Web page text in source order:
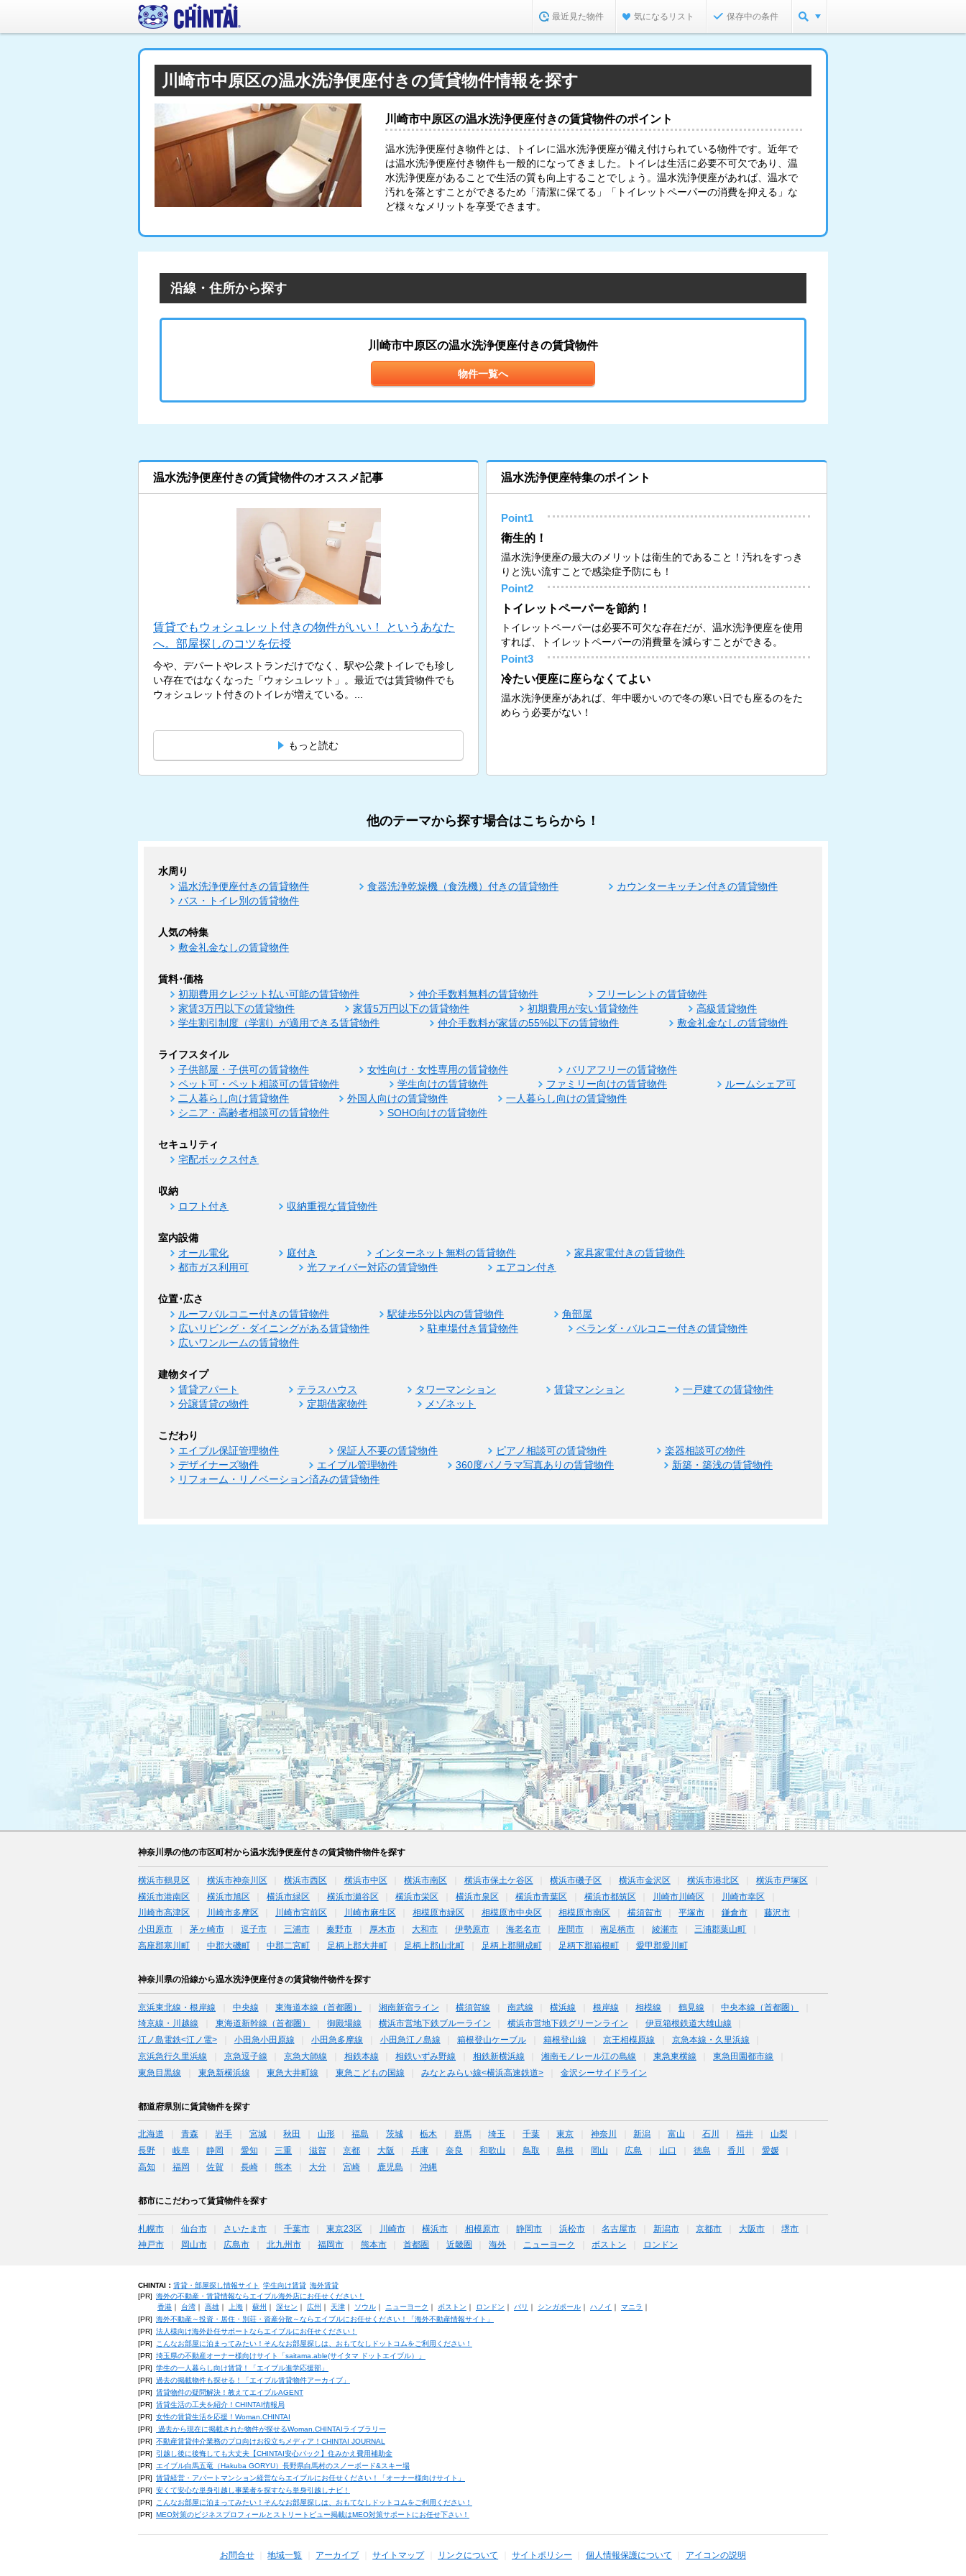
最近見た物件 気になるリスト 保存中の条件
川崎市中原区の温水洗浄便座付きの賃貸物件情報を探す
川崎市中原区の温水洗浄便座付きの賃貸物件のポイント
温水洗浄便座付き物件とは、トイレに温水洗浄便座が備え付けられている物件です。近年で
は温水洗浄便座付き物件も一般的になってきました。トイレは生活に必要不可欠であり、温
水洗浄便座があることで生活の質も向上することでしょう。温水洗浄便座があれば、温水で
汚れを落とすことができるため「清潔に保てる」「トイレットペーパーの消費を抑える」な
ど様々なメリットを享受できます。
沿線・住所から探す
川崎市中原区の温水洗浄便座付きの賃貸物件
物件一覧へ
温水洗浄便座付きの賃貸物件のオススメ記事
賃貸でもウォシュレット付きの物件がいい！ というあなた
へ。部屋探しのコツを伝授
今や、デパートやレストランだけでなく、駅や公衆トイレでも珍し
い存在ではなくなった「ウォシュレット」。最近では賃貸物件でも
ウォシュレット付きのトイレが増えている。...
もっと読む
温水洗浄便座特集のポイント
Point1
衛生的！
温水洗浄便座の最大のメリットは衛生的であること！汚れをすっき
りと洗い流すことで感染症予防にも！
Point2
トイレットペーパーを節約！
トイレットペーパーは必要不可欠な存在だが、温水洗浄便座を使用
すれば、トイレットペーパーの消費量を減らすことができる。
Point3
冷たい便座に座らなくてよい
温水洗浄便座があれば、年中暖かいので冬の寒い日でも座るのをた
めらう必要がない！
他のテーマから探す場合はこちらから！
水周り
温水洗浄便座付きの賃貸物件 食器洗浄乾燥機（食洗機）付きの賃貸物件
カウンターキッチン付きの賃貸物件
バス・トイレ別の賃貸物件
人気の特集
敷金礼金なしの賃貸物件
賃料･価格
初期費用クレジット払い可能の賃貸物件 仲介手数料無料の賃貸物件
フリーレントの賃貸物件
家賃3万円以下の賃貸物件
家賃5万円以下の賃貸物件 初期費用が安い賃貸物件
高級賃貸物件
学生割引制度（学割）が適用できる賃貸物件
仲介手数料が家賃の55%以下の賃貸物件 敷金礼金なしの賃貸物件
ライフスタイル
子供部屋・子供可の賃貸物件 女性向け・女性専用の賃貸物件
バリアフリーの賃貸物件
ペット可・ペット相談可の賃貸物件
学生向けの賃貸物件 ファミリー向けの賃貸物件
ルームシェア可
二人暮らし向け賃貸物件
外国人向けの賃貸物件
一人暮らし向けの賃貸物件
シニア・高齢者相談可の賃貸物件
SOHO向けの賃貸物件
セキュリティ
宅配ボックス付き
収納
ロフト付き 収納重視な賃貸物件
室内設備
オール電化 庭付き インターネット無料の賃貸物件
家具家電付きの賃貸物件
都市ガス利用可
光ファイバー対応の賃貸物件 エアコン付き
位置･広さ
ルーフバルコニー付きの賃貸物件 駅徒歩5分以内の賃貸物件
角部屋
広いリビング・ダイニングがある賃貸物件
駐車場付き賃貸物件
ベランダ・バルコニー付きの賃貸物件
広いワンルームの賃貸物件
建物タイプ
賃貸アパート テラスハウス タワーマンション 賃貸マンション
一戸建ての賃貸物件
分譲賃貸の物件
定期借家物件 メゾネット
こだわり
エイブル保証管理物件 保証人不要の賃貸物件 ピアノ相談可の賃貸物件
楽器相談可の物件
デザイナーズ物件
エイブル管理物件 360度パノラマ写真ありの賃貸物件
新築・築浅の賃貸物件
リフォーム・リノベーション済みの賃貸物件
神奈川県の他の市区町村から温水洗浄便座付きの賃貸物件物件を探す
横浜市鶴見区 横浜市神奈川区 横浜市西区 横浜市中区 横浜市南区 横浜市保土ケ谷区 横浜市磯子区 横浜市金沢区 横浜市港北区
横浜市戸塚区
横浜市港南区
横浜市旭区 横浜市緑区 横浜市瀬谷区 横浜市栄区 横浜市泉区 横浜市青葉区 横浜市都筑区 川崎市川崎区
川崎市幸区
川崎市高津区
川崎市多摩区 川崎市宮前区 川崎市麻生区 相模原市緑区 相模原市中央区 相模原市南区 横須賀市 平塚市 鎌倉市
藤沢市
小田原市
茅ヶ崎市 逗子市 三浦市 秦野市 厚木市 大和市 伊勢原市 海老名市 座間市 南足柄市 綾瀬市
三浦郡葉山町
高座郡寒川町
中郡大磯町 中郡二宮町 足柄上郡大井町 足柄上郡山北町 足柄上郡開成町 足柄下郡箱根町 愛甲郡愛川町
神奈川県の沿線から温水洗浄便座付きの賃貸物件物件を探す
京浜東北線・根岸線 中央線 東海道本線（首都圏） 湘南新宿ライン 横須賀線 南武線 横浜線 根岸線 相模線 鶴見線
中央本線（首都圏）
埼京線・川越線
東海道新幹線（首都圏） 御殿場線 横浜市営地下鉄ブルーライン 横浜市営地下鉄グリーンライン
伊豆箱根鉄道大雄山線
江ノ島電鉄<江ノ電>
小田急小田原線 小田急多摩線 小田急江ノ島線 箱根登山ケーブル 箱根登山線 京王相模原線
京急本線・久里浜線
京浜急行久里浜線
京急逗子線 京急大師線 相鉄本線 相鉄いずみ野線 相鉄新横浜線 湘南モノレール江の島線 東急東横線
東急田園都市線
東急目黒線
東急新横浜線 東急大井町線 東急こどもの国線 みなとみらい線<横浜高速鉄道> 金沢シーサイドライン
都道府県別に賃貸物件を探す
北海道 青森 岩手 宮城 秋田 山形 福島 茨城 栃木 群馬 埼玉 千葉 東京 神奈川 新潟 富山 石川 福井
山梨
長野
岐阜 静岡 愛知 三重 滋賀 京都 大阪 兵庫 奈良 和歌山 鳥取 島根 岡山 広島 山口 徳島 香川
愛媛
高知
福岡 佐賀 長崎 熊本 大分 宮崎 鹿児島 沖縄
都市にこだわって賃貸物件を探す
札幌市 仙台市 さいたま市 千葉市 東京23区 川崎市 横浜市 相模原市 静岡市 浜松市 名古屋市 新潟市 京都市 大阪市
堺市
神戸市
岡山市 広島市 北九州市 福岡市 熊本市 首都圏 近畿圏 海外 ニューヨーク ボストン ロンドン
CHINTAI： 賃貸・部屋探し情報サイト 学生向け賃貸 海外賃貸
[PR] 海外の不動産・賃貸情報ならエイブル海外店にお任せください！
香港｜ 台湾｜ 高雄｜ 上海｜ 蘇州 深セン 広州 天津｜ ソウル｜ ニューヨーク ボストン ロンドン パリ シンガポール｜ ハノイ マニラ
[PR] 海外不動産～投資・居住・別荘・資産分散～ならエイブルにお任せください！「海外不動産情報サイト」
[PR] 法人様向け海外赴任サポートならエイブルにお任せください！
[PR]
こんなお部屋に泊まってみたい！そんなお部屋探しは、おもてなしドットコムをご利用ください！
[PR] 埼玉県の不動産オーナー様向けサイト「saitama.able(サイタマ ドットエイブル）」
[PR] 学生の一人暮らし向け賃貸！「エイブル進学応援部」
[PR] 過去の掲載物件も探せる！「エイブル賃貸物件アーカイブ」
[PR] 賃貸物件の疑問解決！教えてエイブルAGENT
[PR] 賃貸生活の工夫を紹介！CHINTAI情報局
[PR] 女性の賃貸生活を応援！Woman.CHINTAI
[PR]
過去から現在に掲載された物件が探せるWoman.CHINTAIライブラリー
[PR] 不動産賃貸仲介業務のプロ向けお役立ちメディア！CHINTAI JOURNAL
[PR]
引越し後に後悔しても大丈夫【CHINTAI安心パック】住みかえ費用補助金
[PR] エイブル白馬五竜（Hakuba GORYU）長野県白馬村のスノーボード&スキー場
[PR] 賃貸経営・アパートマンション経営ならエイブルにお任せください！「オーナー様向けサイト」
[PR] 安くて安心な単身引越し事業者を探すなら単身引越しナビ！
[PR]
こんなお部屋に泊まってみたい！そんなお部屋探しは、おもてなしドットコムをご利用ください！
[PR] MEO対策のビジネスプロフィールとストリートビュー掲載はMEO対策サポートにお任せ下さい！
お問合せ 地域一覧 アーカイブ サイトマップ リンクについて サイトポリシー 個人情報保護について アイコンの説明